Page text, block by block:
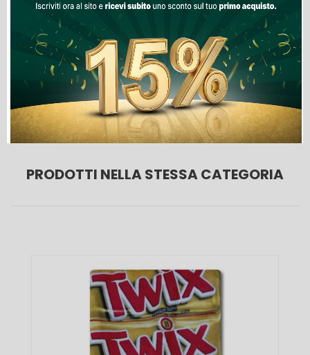
Lista Dei Desideri
PRODOTTI NELLA STESSA CATEGORIA